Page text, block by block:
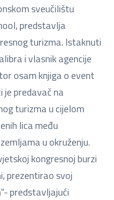
sveučilištu
predstavlja
turizma. Istaknuti
i vlasnik agencije
osam knjiga o event
predavač na
turizma u cijelom
lica među
u okruženju.
kongresnoj burzi
prezentirao svoj
predstavljajući